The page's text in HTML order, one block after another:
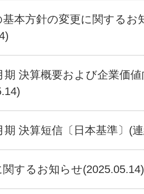
基本方針の変更に関するお
期 決算概要および企業価
期 決算短信〔日本基準〕(
するお知らせ(2025.05.14)